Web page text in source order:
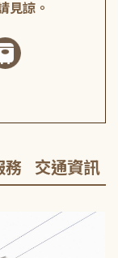
見諒。
務 交通資訊